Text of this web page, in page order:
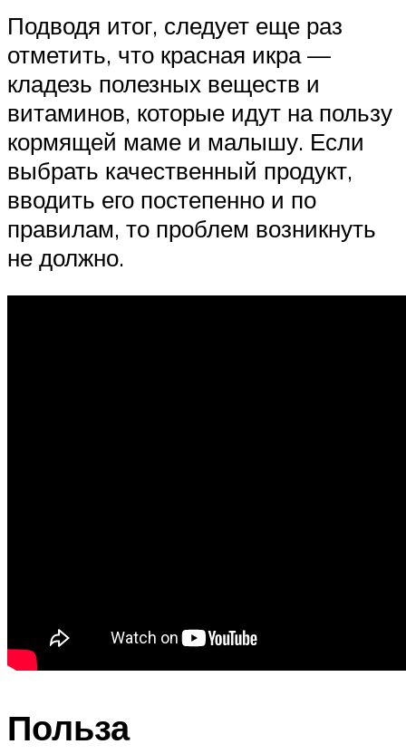
Подводя итог, следует еще раз
отметить, что красная икра —
кладезь полезных веществ и
витаминов, которые идут на пользу
кормящей маме и малышу. Если
выбрать качественный продукт,
вводить его постепенно и по
правилам, то проблем возникнуть
не должно.
Польза